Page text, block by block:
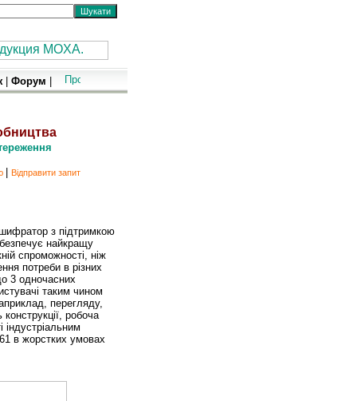
| Форум
Відправити запит
з підтримкою
найкращу
спроможності, ніж
потреби в різних
3 одночасних
таким чином
перегляду,
робоча
індустріальним
в жорстких умовах